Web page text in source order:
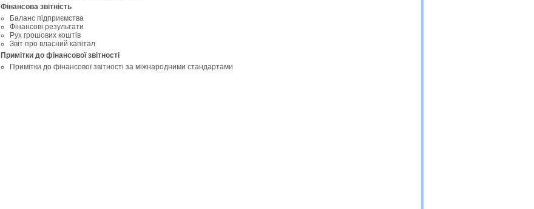
Фінансова звітність
Баланс підприємства
Фінансові результати
Рух грошових коштів
Звіт про власний капітал
Примітки до фінансової звітності
Примітки до фінансової звітності за міжнародними стандартами